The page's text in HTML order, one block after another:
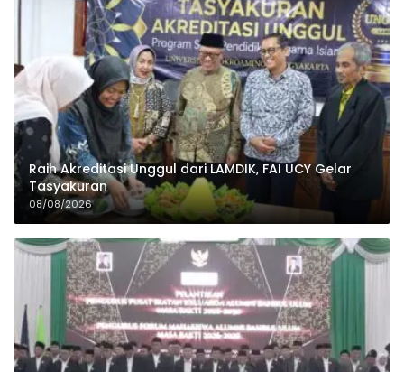
Raih Akreditasi Unggul dari LAMDIK, FAI UCY Gelar
Tasyakuran
08/08/2026